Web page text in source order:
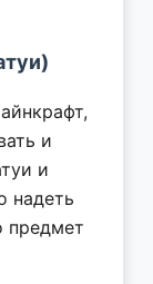
и
и
надеть
предмет